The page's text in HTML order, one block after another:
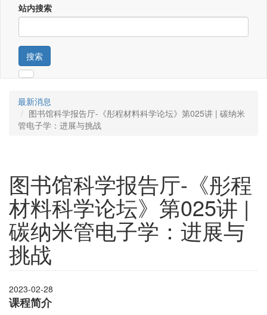
站内搜索
搜索
最新消息
图书馆科学报告厅-《彤程材料科学论坛》第025讲 | 碳纳米
管电子学：进展与挑战
图书馆科学报告厅-《彤程
材料科学论坛》第025讲 |
碳纳米管电子学：进展与
挑战
2023-02-28
课程简介